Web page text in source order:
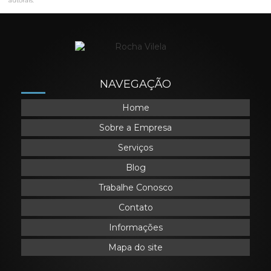
NAVEGAÇÃO
Home
Sobre a Empresa
Serviços
Blog
Trabalhe Conosco
Contato
Informações
Mapa do site